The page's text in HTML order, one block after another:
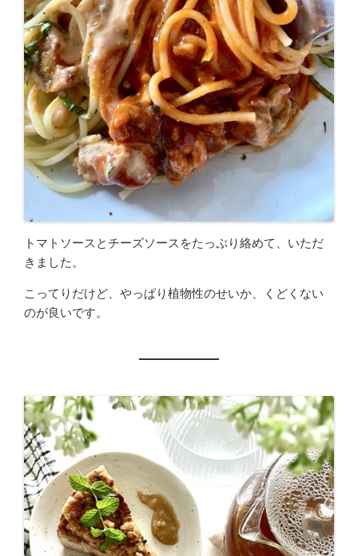
トマトソースとチーズソースをたっぷり絡めて、いただ
きました。
こってりだけど、やっぱり植物性のせいか、くどくない
のが良いです。